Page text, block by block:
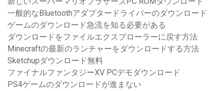
一般的なBluetoothアダプタードライバーのダウンロード
ゲームのダウンロード急流を知る必要がある
ダウンロードをファイルエクスプローラーに戻す方法
Minecraftの最新のランチャーをダウンロードする方法
Sketchupダウンロード無料
ファイナルファンタジーXV PCデモダウンロード
PS4ゲームのダウンロードが進まない